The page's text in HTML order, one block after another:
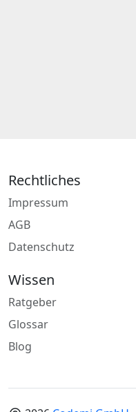
Rechtliches
Impressum
AGB
Datenschutz
Wissen
Ratgeber
Glossar
Blog